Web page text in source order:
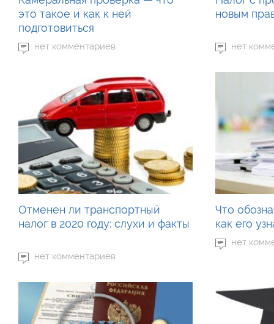
это такое и как к ней
подготовиться
нет комментариев
новым
нет
Отменен ли транспортный
налог в 2020 году: слухи и факты
нет комментариев
Что
как его
нет